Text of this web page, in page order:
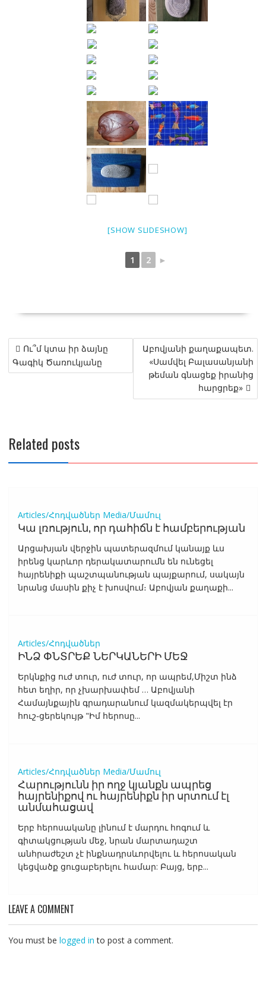
[SHOW SLIDESHOW]
1 2 ►
Post
navigation
Ու՞մ կտա իր ձայնը
Գագիկ Ծառուկյանը
Աբովյանի քաղաքապետ.
«Սամվել Բալասանյանի
թեման գնացեք իրանից
հարցրեք»
Related posts
Articles/Հոդվածներ Media/Մամուլ
Կա լռություն, որ դահիճն է համբերության
Արցախյան վերջին պատերազմում կանայք ևս
իրենց կարևոր դերակատարումն են ունեցել
հայրենիքի պաշտպանության պայքարում, սակայն
նրանց մասին քիչ է խոսվում։ Աբովյան քաղաքի...
Articles/Հոդվածներ
ԻՆՁ ՓՆՏՐԵՔ ՆԵՐԿԱՆԵՐԻ ՄԵՋ
Երկնքից ուժ տուր, ուժ տուր, որ ապրեմ,Միշտ ինձ
հետ եղիր, որ չխարխափեմ … Աբովյանի
Համայնքային գրադարանում կազմակերպվել էր
հուշ֊ցերեկույթ "Իմ հերոսը...
Articles/Հոդվածներ Media/Մամուլ
Հարությունն իր ողջ կյանքն ապրեց
հայրենիքով ու հայրենիքն իր սրտում էլ
անմահացավ
Երբ հերոսականը լինում է մարդու հոգում և
գիտակցության մեջ, նրան մարտադաշտ
անհրաժեշտ չէ ինքնադրսևորվելու և հերոսական
կեցվածք ցուցաբերելու համար: Բայց, երբ...
LEAVE A COMMENT
You must be logged in to post a comment.